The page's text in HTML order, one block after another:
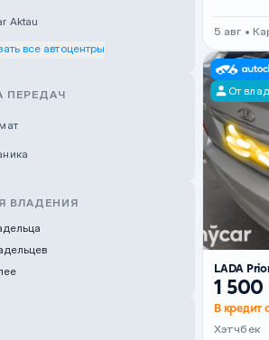
Aktau
Uralsk
Nurly Zhol
Astana
все автоцентры
ПЕРЕДАЧ
ВЛАДЕНИЯ
5 авг •
От
LADA
1
В кредит
Хэтчбек